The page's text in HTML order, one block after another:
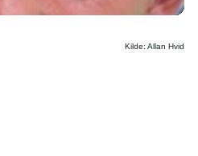
Kilde: Allan Hvid